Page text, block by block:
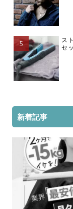
ス
セ
新着記事